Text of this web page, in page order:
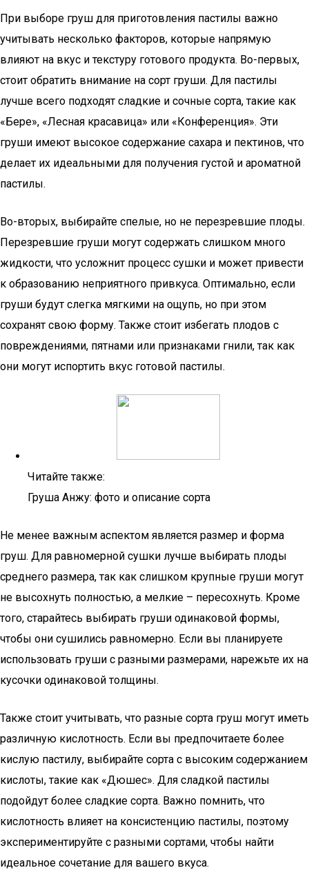
При выборе груш для приготовления пастилы важно
учитывать несколько факторов, которые напрямую
влияют на вкус и текстуру готового продукта. Во-первых,
стоит обратить внимание на сорт груши. Для пастилы
лучше всего подходят сладкие и сочные сорта, такие как
«Бере», «Лесная красавица» или «Конференция». Эти
груши имеют высокое содержание сахара и пектинов, что
делает их идеальными для получения густой и ароматной
пастилы.
Во-вторых, выбирайте спелые, но не перезревшие плоды.
Перезревшие груши могут содержать слишком много
жидкости, что усложнит процесс сушки и может привести
к образованию неприятного привкуса. Оптимально, если
груши будут слегка мягкими на ощупь, но при этом
сохранят свою форму. Также стоит избегать плодов с
повреждениями, пятнами или признаками гнили, так как
они могут испортить вкус готовой пастилы.
Читайте также:
Груша Анжу: фото и описание сорта
Не менее важным аспектом является размер и форма
груш. Для равномерной сушки лучше выбирать плоды
среднего размера, так как слишком крупные груши могут
не высохнуть полностью, а мелкие – пересохнуть. Кроме
того, старайтесь выбирать груши одинаковой формы,
чтобы они сушились равномерно. Если вы планируете
использовать груши с разными размерами, нарежьте их на
кусочки одинаковой толщины.
Также стоит учитывать, что разные сорта груш могут иметь
различную кислотность. Если вы предпочитаете более
кислую пастилу, выбирайте сорта с высоким содержанием
кислоты, такие как «Дюшес». Для сладкой пастилы
подойдут более сладкие сорта. Важно помнить, что
кислотность влияет на консистенцию пастилы, поэтому
экспериментируйте с разными сортами, чтобы найти
идеальное сочетание для вашего вкуса.